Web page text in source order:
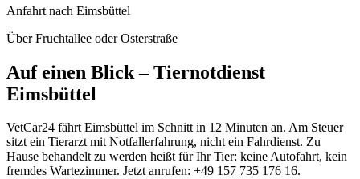
Anfahrt nach Eimsbüttel
Über Fruchtallee oder Osterstraße
Auf einen Blick– Tiernotdienst
Eimsbüttel
VetCar24 fährt Eimsbüttel im Schnitt in 12 Minuten an. Am Steuer
sitzt ein Tierarzt mit Notfallerfahrung, nicht ein Fahrdienst. Zu
Hause behandelt zu werden heißt für Ihr Tier: keine Autofahrt, kein
fremdes Wartezimmer. Jetzt anrufen: +49 157 735 176 16.